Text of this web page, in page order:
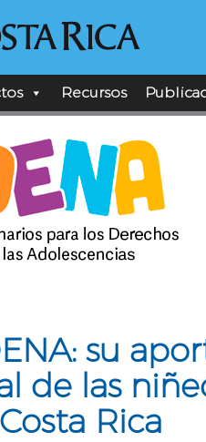
Recursos
su
de las
Rica